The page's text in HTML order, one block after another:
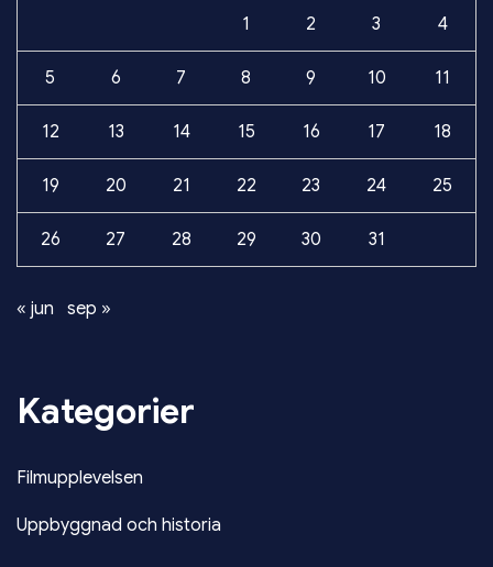
1 2 3 4
5 6 7 8 9 10 11
12 13 14 15 16 17 18
19 20 21 22 23 24 25
26 27 28 29 30 31
« jun sep »
Kategorier
Filmupplevelsen
Uppbyggnad och historia